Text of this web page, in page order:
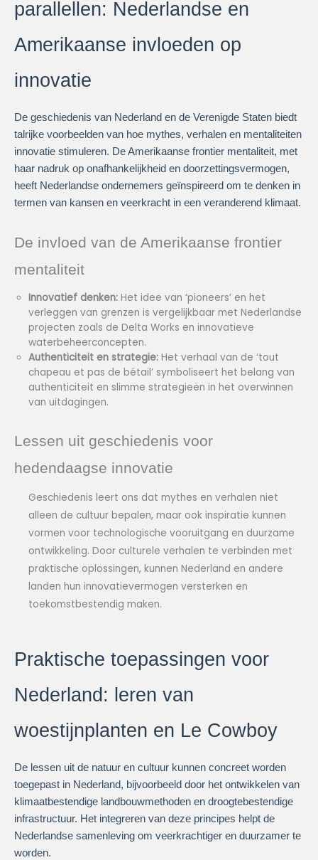
parallellen: Nederlandse en
Amerikaanse invloeden op
innovatie
De geschiedenis van Nederland en de Verenigde Staten biedt
talrijke voorbeelden van hoe mythes, verhalen en mentaliteiten
innovatie stimuleren. De Amerikaanse frontier mentaliteit, met
haar nadruk op onafhankelijkheid en doorzettingsvermogen,
heeft Nederlandse ondernemers geïnspireerd om te denken in
termen van kansen en veerkracht in een veranderend klimaat.
De invloed van de Amerikaanse frontier
mentaliteit
Innovatief denken: Het idee van ‘pioneers’ en het
verleggen van grenzen is vergelijkbaar met Nederlandse
projecten zoals de Delta Works en innovatieve
waterbeheerconcepten.
Authenticiteit en strategie: Het verhaal van de ‘tout
chapeau et pas de bétail’ symboliseert het belang van
authenticiteit en slimme strategieën in het overwinnen
van uitdagingen.
Lessen uit geschiedenis voor
hedendaagse innovatie
Geschiedenis leert ons dat mythes en verhalen niet
alleen de cultuur bepalen, maar ook inspiratie kunnen
vormen voor technologische vooruitgang en duurzame
ontwikkeling. Door culturele verhalen te verbinden met
praktische oplossingen, kunnen Nederland en andere
landen hun innovatievermogen versterken en
toekomstbestendig maken.
Praktische toepassingen voor
Nederland: leren van
woestijnplanten en Le Cowboy
De lessen uit de natuur en cultuur kunnen concreet worden
toegepast in Nederland, bijvoorbeeld door het ontwikkelen van
klimaatbestendige landbouwmethoden en droogtebestendige
infrastructuur. Het integreren van deze principes helpt de
Nederlandse samenleving om veerkrachtiger en duurzamer te
worden.